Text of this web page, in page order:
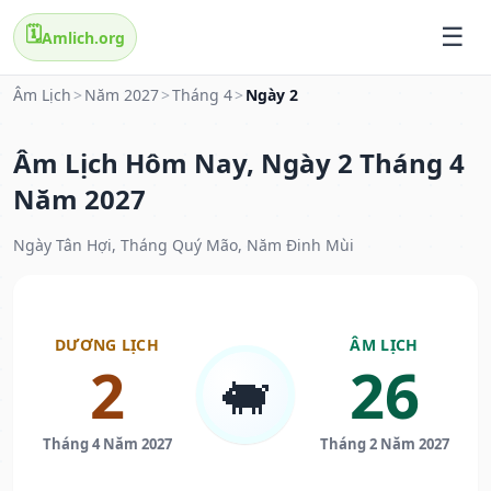
🗓️Amlich.org
Âm Lịch > Năm 2027>Tháng 4> Ngày 2
Âm Lịch Hôm Nay, Ngày 2 Tháng 4
Năm 2027
Ngày Tân Hợi, Tháng Quý Mão, Năm Đinh Mùi
DƯƠNG LỊCH
2
Tháng 4 Năm 2027
🐖
ÂM LỊCH
26
Tháng 2 Năm 2027